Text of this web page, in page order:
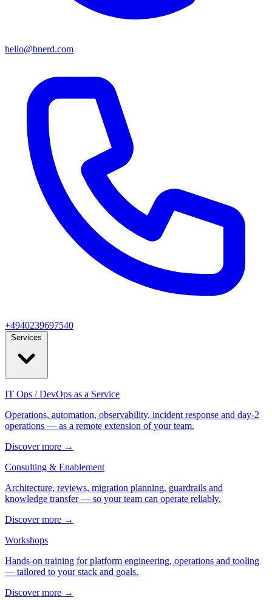
hello@bnerd.com
+4940239697540
Services
IT Ops / DevOps as a Service
Operations, automation, observability, incident response and day‑2
operations — as a remote extension of your team.
Discover more →
Consulting & Enablement
Architecture, reviews, migration planning, guardrails and
knowledge transfer — so your team can operate reliably.
Discover more →
Workshops
Hands-on training for platform engineering, operations and tooling
— tailored to your stack and goals.
Discover more →